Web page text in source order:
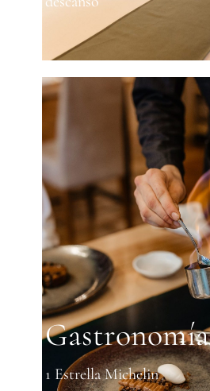
Gastronomía
1 Estrella Michelin